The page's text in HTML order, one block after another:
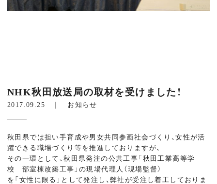
NHK秋田放送局の取材を受けました！
2017.09.25 ｜ お知らせ
秋田県では担い手育成や男女共同参画社会づくり、女性が活
躍できる職場づくり等を推進しておりますが、
その一環として、秋田県発注の公共工事「秋田工業高等学
校 部室棟改築工事」の現場代理人（現場監督）
を「女性に限る」として発注し、弊社が受注し着工しておりま